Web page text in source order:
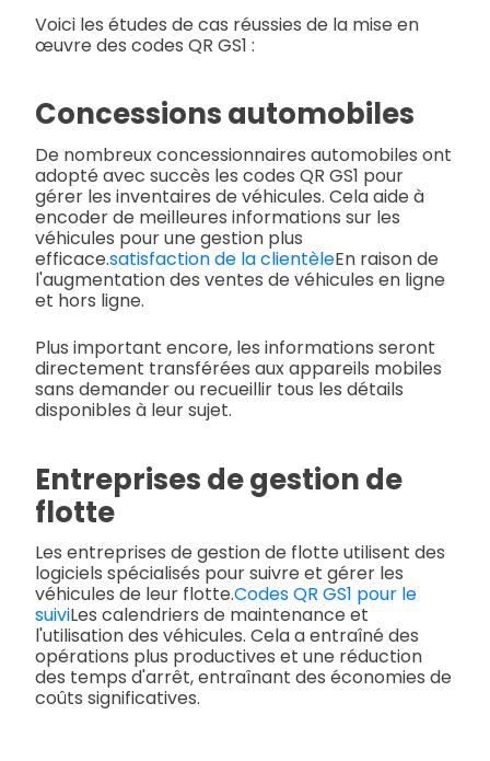
Voici les études de cas réussies de la mise en
œuvre des codes QR GS1 :
Concessions automobiles
De nombreux concessionnaires automobiles ont
adopté avec succès les codes QR GS1 pour
gérer les inventaires de véhicules. Cela aide à
encoder de meilleures informations sur les
véhicules pour une gestion plus
efficace.satisfaction de la clientèleEn raison de
l'augmentation des ventes de véhicules en ligne
et hors ligne.
Plus important encore, les informations seront
directement transférées aux appareils mobiles
sans demander ou recueillir tous les détails
disponibles à leur sujet.
Entreprises de gestion de
flotte
Les entreprises de gestion de flotte utilisent des
logiciels spécialisés pour suivre et gérer les
véhicules de leur flotte.Codes QR GS1 pour le
suiviLes calendriers de maintenance et
l'utilisation des véhicules. Cela a entraîné des
opérations plus productives et une réduction
des temps d'arrêt, entraînant des économies de
coûts significatives.